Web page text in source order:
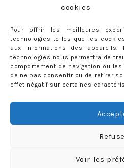
cookies
Pour offrir les meilleures
technologies telles que les
aux informations des
technologies nous permettra de
comportement de navigation ou
de ne pas consentir ou de retirer
effet négatif sur certaines
Voir les
Adresse
Rejoignez les 398